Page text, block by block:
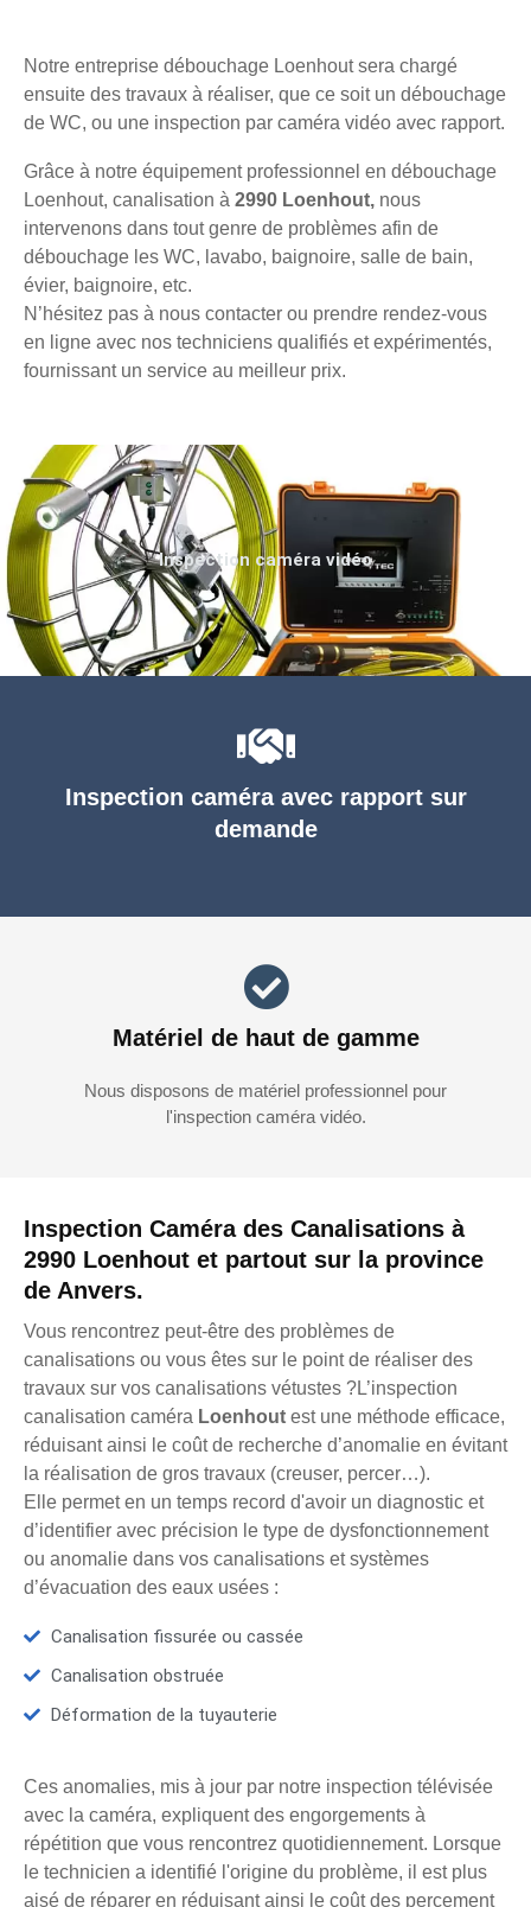
Notre entreprise débouchage Loenhout sera chargé
ensuite des travaux à réaliser, que ce soit un débouchage
de WC, ou une inspection par caméra vidéo avec rapport.
Grâce à notre équipement professionnel en débouchage
Loenhout, canalisation à 2990 Loenhout, nous
intervenons dans tout genre de problèmes afin de
débouchage les WC, lavabo, baignoire, salle de bain,
évier, baignoire, etc.
N’hésitez pas à nous contacter ou prendre rendez-vous
en ligne avec nos techniciens qualifiés et expérimentés,
fournissant un service au meilleur prix.
Inspection Caméra des Canalisations à
2990 Loenhout et partout sur la province
de Anvers.
Vous rencontrez peut-être des problèmes de
canalisations ou vous êtes sur le point de réaliser des
travaux sur vos canalisations vétustes ?L’inspection
canalisation caméra Loenhout est une méthode efficace,
réduisant ainsi le coût de recherche d’anomalie en évitant
la réalisation de gros travaux (creuser, percer…).
Elle permet en un temps record d'avoir un diagnostic et
d’identifier avec précision le type de dysfonctionnement
ou anomalie dans vos canalisations et systèmes
d’évacuation des eaux usées :
Canalisation fissurée ou cassée
Canalisation obstruée
Déformation de la tuyauterie
Ces anomalies, mis à jour par notre inspection télévisée
avec la caméra, expliquent des engorgements à
répétition que vous rencontrez quotidiennement. Lorsque
le technicien a identifié l'origine du problème, il est plus
aisé de réparer en réduisant ainsi le coût des percement
Inspection caméra avec rapport sur
demande
Matériel de haut de gamme
Nous disposons de matériel professionnel pour
l'inspection caméra vidéo.
Inspection caméra vidéo